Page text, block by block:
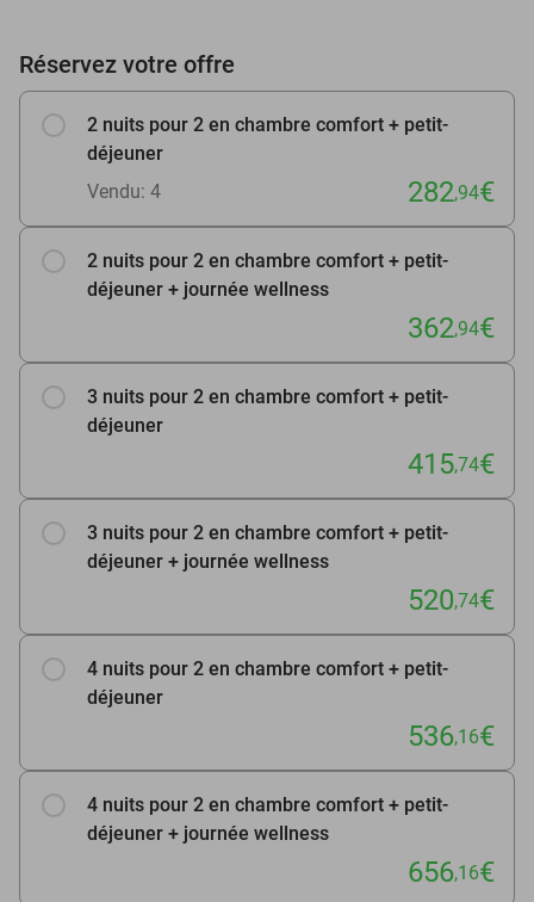
Réservez votre offre
2 nuits pour 2 en chambre comfort + petit-
déjeuner
Vendu: 4
282,94€
2 nuits pour 2 en chambre comfort + petit-
déjeuner + journée wellness
362,94€
3 nuits pour 2 en chambre comfort + petit-
déjeuner
415,74€
3 nuits pour 2 en chambre comfort + petit-
déjeuner + journée wellness
520,74€
4 nuits pour 2 en chambre comfort + petit-
déjeuner
536,16€
4 nuits pour 2 en chambre comfort + petit-
déjeuner + journée wellness
656,16€